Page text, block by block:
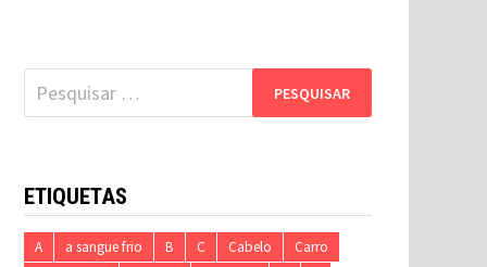
Pesquisar
por:
ETIQUETAS
A a sangue frio B C Cabelo
Carro